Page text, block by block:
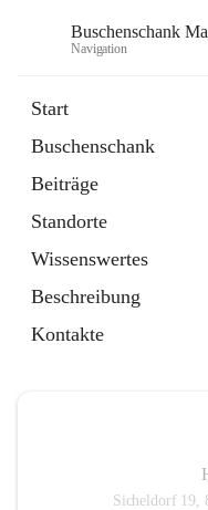
Buschenschank
Navigation
Start
Buschenschank
Beiträge
Standorte
Wissenswertes
Beschreibung
Kontakte
Artikel
in
Tab
Der Buschenschank
öffnet
in
neuem
Tab
Sicheldorf 19,